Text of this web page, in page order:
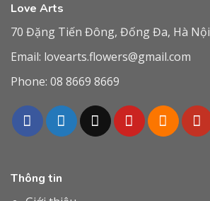
Love Arts
70 Đặng Tiến Đông, Đống Đa, Hà Nội
Email: lovearts.flowers@gmail.com
Phone: 08 8669 8669
Thông tin